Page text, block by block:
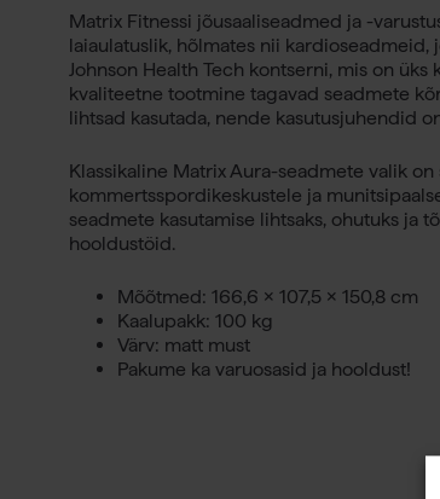
Matrix Fitnessi jõusaaliseadmed ja -
laiaulatuslik, hõlmates nii
Johnson Health Tech kontserni, mis on
kvaliteetne tootmine tagavad seadmete
lihtsad kasutada, nende kasutusjuhendid
Klassikaline Matrix Aura-seadmete valik
kommertsspordikeskustele ja
seadmete kasutamise lihtsaks, ohutuks ja
hooldustöid.
Mõõtmed: 166,6 × 107,5 × 150,8 cm
Kaalupakk: 100 kg
Värv: matt must
Pakume ka varuosasid ja hooldust!